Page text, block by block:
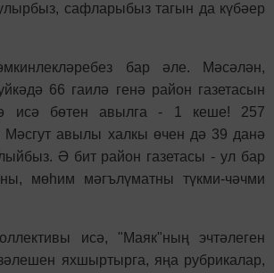
сафларыбыз тагын да күбәер
бар әле. Мәсәлән,
66 гаилә генә район газетасын
исә бөтен авылга - 1 кеше! 257
Мәсгут авылы халкы өчен дә 39 данә
Ә бит район газетасы - ул бар
мөһим мәгълүматны түкми-чәчми
исә, "Маяк"ның эчтәлеген
яхшыртырга, яңа рубрикалар,